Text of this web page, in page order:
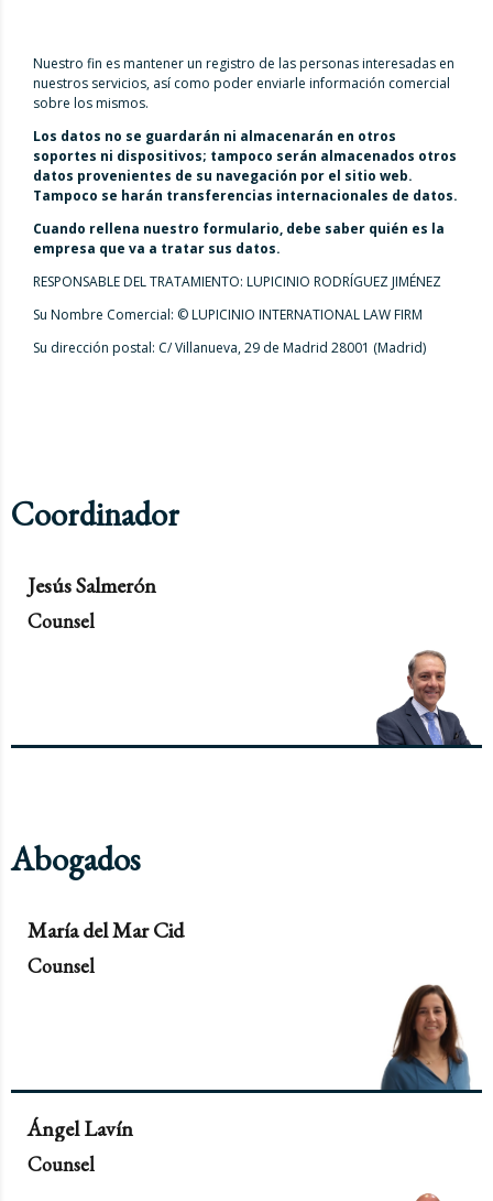
Nuestro fin es mantener un registro de las personas interesadas en
nuestros servicios, así como poder enviarle información comercial
sobre los mismos.
Los datos no se guardarán ni almacenarán en otros
soportes ni dispositivos; tampoco serán almacenados otros
datos provenientes de su navegación por el sitio web.
Tampoco se harán transferencias internacionales de datos.
Cuando rellena nuestro formulario, debe saber quién es la
empresa que va a tratar sus datos.
RESPONSABLE DEL TRATAMIENTO: LUPICINIO RODRÍGUEZ JIMÉNEZ
Su Nombre Comercial: © LUPICINIO INTERNATIONAL LAW FIRM
Su dirección postal: C/ Villanueva, 29 de Madrid 28001 (Madrid)
Coordinador
Jesús Salmerón
Counsel
Abogados
María del Mar Cid
Counsel
Ángel Lavín
Counsel